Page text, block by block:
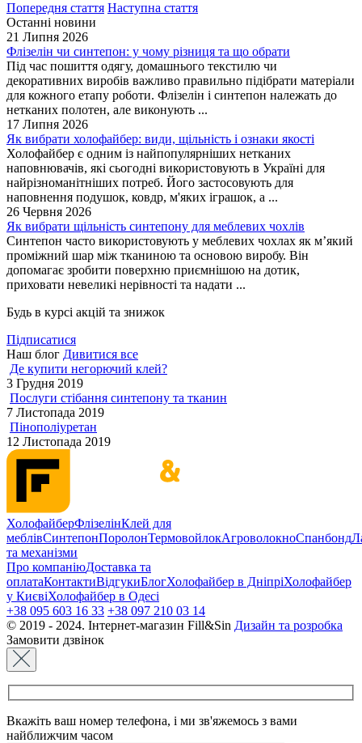
Попередня стаття Наступна стаття
Останні новини
21 Липня 2026
Флізелін чи синтепон: у чому різниця та що обрати
Під час пошиття одягу, домашнього текстилю чи
декоративних виробів важливо правильно підібрати матеріали
для кожного етапу роботи. Флізелін і синтепон належать до
нетканих полотен, але виконують ...
17 Липня 2026
Як вибрати холофайбер: види, щільність і ознаки якості
Холофайбер є одним із найпопулярніших нетканих
наповнювачів, які сьогодні використовують в Україні для
найрізноманітніших потреб. Його застосовують для
наповнення подушок, ковдр, м'яких іграшок, а ...
26 Червня 2026
Як вибрати щільність синтепону для меблевих чохлів
Синтепон часто використовують у меблевих чохлах як м’який
проміжний шар між тканиною та основою виробу. Він
допомагає зробити поверхню приємнішою на дотик,
приховати невеликі нерівності та надати ...
Будь в курсі акцій та знижок
Підписатися
Наш блог Дивитися все
Де купити негорючий клей?
3 Грудня 2019
Послуги стібання синтепону та тканин
7 Листопада 2019
Пінополіуретан
12 Листопада 2019
ХолофайберФлізелінКлей для
меблівСинтепонПоролонТермовойлокАгроволокноСпанбонд
та механізми
Про компаніюДоставка та
оплатаКонтактиВідгукиБлогХолофайбер в ДніпріХолофайбер
у КиєвіХолофайбер в Одесі
+38 095 603 16 33 +38 097 210 03 14
© 2019 - 2024. Інтернет-магазин Fill&Sin Дизайн та розробка
Замовити дзвінок
Вкажіть ваш номер телефона, і ми зв'яжемось з вами
найближчим часом